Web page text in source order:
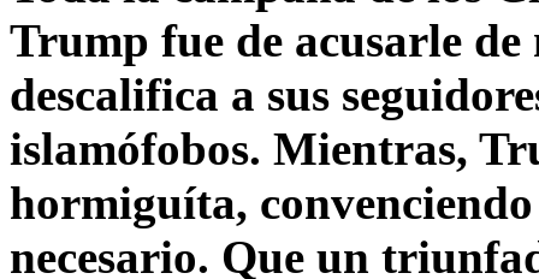
Trump fue de acusarle
descalifica a sus
islamófobos. Mientras,
hormiguíta,
necesario. Que un